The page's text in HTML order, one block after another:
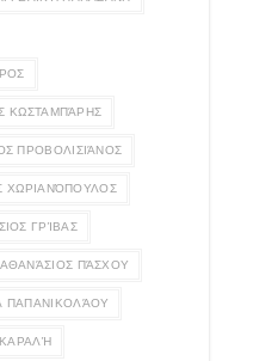
ΚΩΣΤΑΜΠΆΡΗΣ
ΠΡΟΒΟΛΙΣΙΆΝΟΣ
ΧΩΡΙΑΝΌΠΟΥΛΟΣ
ΓΡΊΒΑΣ
ΑΘΑΝΆΣΙΟΣ ΠΆΣΧΟΥ
ΠΑΠΑΝΙΚΟΛΆΟΥ
ΚΑΡΑΛΉ